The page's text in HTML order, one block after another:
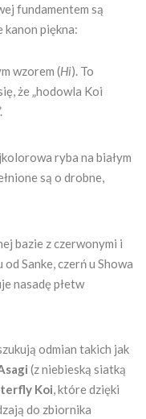
fundamentem są
kanon piękna:
wzorem (Hi). To
że „hodowla Koi
ryba na białym
są o drobne,
bazie z czerwonymi i
Sanke, czerń u Showa
nasadę płetw
odmian takich jak
(z niebieską siatką
Koi, które dzięki
do zbiornika